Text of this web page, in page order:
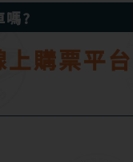
嗎?
購票平台